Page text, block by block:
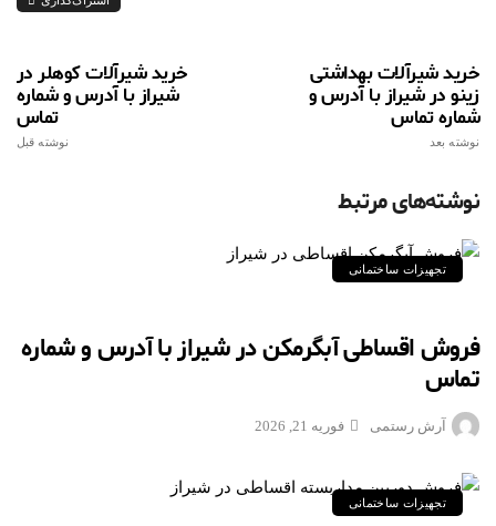
خرید شیرآلات کوهلر در
شیراز با آدرس و شماره
تماس
نوشته قبل
خرید شیرآلات بهداشتی
زینو در شیراز با آدرس و
شماره تماس
نوشته بعد
نوشته‌های مرتبط
تجهیزات ساختمانی
فروش اقساطی آبگرمکن در شیراز با آدرس و شماره
تماس
آرش رستمی فوریه 21, 2026
تجهیزات ساختمانی